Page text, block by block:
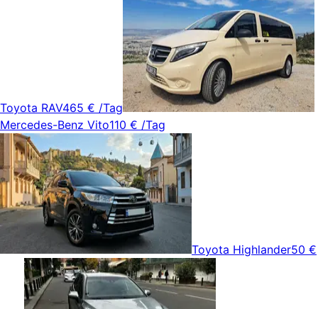
Toyota RAV465 € /Tag
Mercedes-Benz Vito110 € /Tag
Toyota Highlander50 €